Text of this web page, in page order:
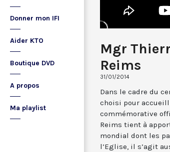
Donner mon IFI
Aider KTO
Boutique DVD
A propos
Ma playlist
Mgr
Reims
31/01/2014
Dans le cadre du
choisi pour
commémorative
Reims tient à
mondial dont les
l’Eglise, il s’agit